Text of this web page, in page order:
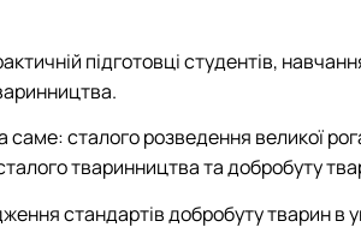
підготовці студентів,
сталого розведення великої
тваринництва та добробуту
стандартів добробуту тварин в